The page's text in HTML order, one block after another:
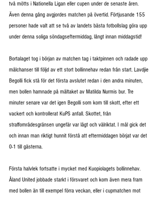
två mötts i Nationella Ligan eller cupen under de senaste åren.
Även denna gång avgjordes matchen på övertid. Förtjusande 155
personer hade valt att se två av landets bästa fotbollslag göra upp
under denna soliga söndagseftermiddag, långt innan middagstid!
Bortalaget tog i början av matchen tag i taktpinnen och radade upp
målchanser till följd av ett stort bollinnehav redan från start. Lavdjie
Begolli fick stå för det första avslutet redan i den andra minuten,
men bollen hamnade på måltaket av Matilda Nurmis bur. Tre
minuter senare var det igen Begolli som kom till skott, efter ett
vackert och kontrollerat KuPS anfall. Skottet, från
straffområdesgränsen ungefär var lågt och välriktat. I mål gick det
och innan man riktigt hunnit förstå att eftermiddagen börjat var det
0-1 till gästerna.
Första halvlek fortsatte i mycket med Kuopiolagets bollinnehav.
Åland United jobbade starkt i försvaret och kom även mera fram
med bollen än till exempel förra veckan, eller i cupmatchen mot